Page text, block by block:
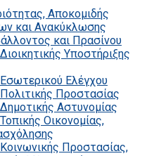
Αποκομιδής
και Ανακύκλωσης
και Πρασίνου
Υποστήριξης
Ελέγχου
Προστασίας
Αστυνομίας
Οικονομίας,
Προστασίας,